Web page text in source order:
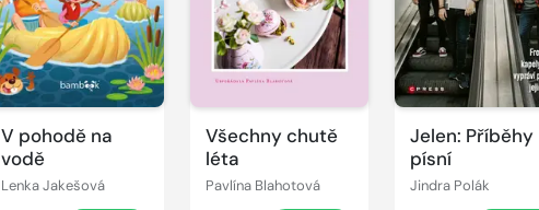
V pohodě na
vodě
Lenka Jakešová
Všechny chutě
léta
Pavlína Blahotová
Jelen: Příběhy
písní
Jindra Polák